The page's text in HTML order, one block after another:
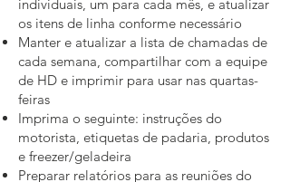
individuais, um para cada mês, e atualizar
os itens de linha conforme necessário
Manter e atualizar a lista de chamadas de
cada semana, compartilhar com a equipe
de HD e imprimir para usar nas quartas-
feiras
Imprima o seguinte: instruções do
motorista, etiquetas de padaria, produtos
e freezer/geladeira
Preparar relatórios para as reuniões do